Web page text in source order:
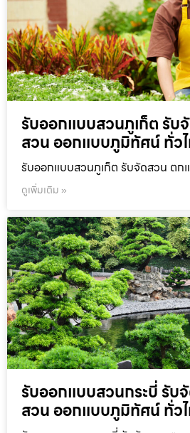
รับออกแบบสวนภูเก็ต รับ
สวน ออกแบบภูมิทัศน์ ทั่ว
รับออกแบบสวนภูเก็ต รับจัดสวน ตก
ดูเพิ่มเติม »
รับออกแบบสวนกระบี่ รับ
สวน ออกแบบภูมิทัศน์ ทั่ว